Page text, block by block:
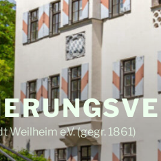
e.V. (gegr. 1861)